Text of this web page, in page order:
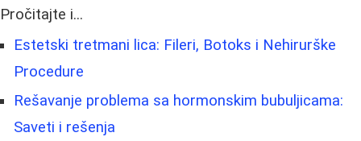
Pročitajte i...
Estetski tretmani lica: Fileri, Botoks i Nehirurške
Procedure
Rešavanje problema sa hormonskim bubuljicama:
Saveti i rešenja